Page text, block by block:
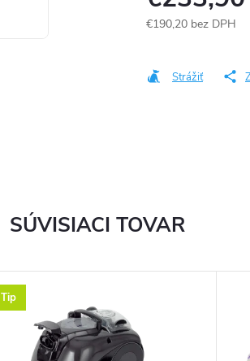
€190,20 bez DPH
Strážiť
SÚVISIACI TOVAR
Tip